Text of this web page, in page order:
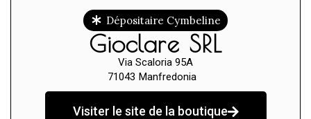
Dépositaire Cymbeline
Gioclare SRL
Via Scaloria 95A
71043 Manfredonia
Visiter le site de la boutique